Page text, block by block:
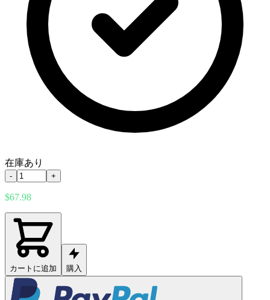
在庫あり
- +
$67.98
カートに追加 購入